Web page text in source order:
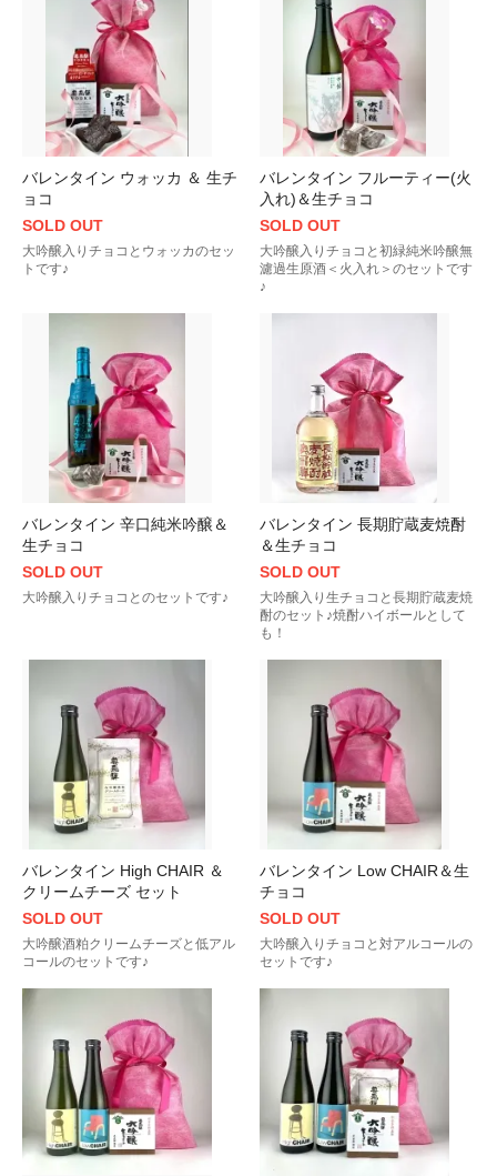
バレンタイン ウォッカ ＆ 生チ
ョコ
SOLD OUT
大吟醸入りチョコとウォッカのセッ
トです♪
バレンタイン フルーティー(火
入れ)＆生チョコ
SOLD OUT
大吟醸入りチョコと初緑純米吟醸無
濾過生原酒＜火入れ＞のセットです
♪
バレンタイン 辛口純米吟醸＆
生チョコ
SOLD OUT
大吟醸入りチョコとのセットです♪
バレンタイン 長期貯蔵麦焼酎
＆生チョコ
SOLD OUT
大吟醸入り生チョコと長期貯蔵麦焼
酎のセット♪焼酎ハイボールとして
も！
バレンタイン High CHAIR ＆
クリームチーズ セット
SOLD OUT
大吟醸酒粕クリームチーズと低アル
コールのセットです♪
バレンタイン Low CHAIR＆生
チョコ
SOLD OUT
大吟醸入りチョコと対アルコールの
セットです♪